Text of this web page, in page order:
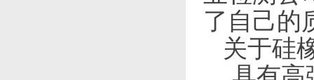
了自己的
关于硅